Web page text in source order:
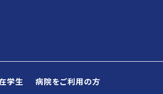
学生 病院をご利用の方